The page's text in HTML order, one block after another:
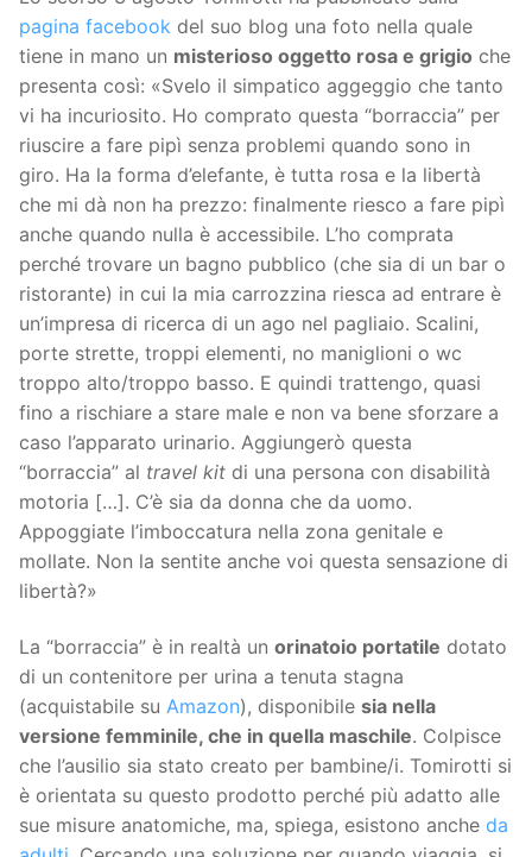
pagina facebook del suo blog una foto nella quale
tiene in mano un misterioso oggetto rosa e grigio che
presenta così: «Svelo il simpatico aggeggio che tanto
vi ha incuriosito. Ho comprato questa “borraccia” per
riuscire a fare pipì senza problemi quando sono in
giro. Ha la forma d’elefante, è tutta rosa e la libertà
che mi dà non ha prezzo: finalmente riesco a fare pipì
anche quando nulla è accessibile. L’ho comprata
perché trovare un bagno pubblico (che sia di un bar o
ristorante) in cui la mia carrozzina riesca ad entrare è
un’impresa di ricerca di un ago nel pagliaio. Scalini,
porte strette, troppi elementi, no maniglioni o wc
troppo alto/troppo basso. E quindi trattengo, quasi
fino a rischiare a stare male e non va bene sforzare a
caso l’apparato urinario. Aggiungerò questa
“borraccia” al travel kit di una persona con disabilità
motoria […]. C’è sia da donna che da uomo.
Appoggiate l’imboccatura nella zona genitale e
mollate. Non la sentite anche voi questa sensazione di
libertà?»
La “borraccia” è in realtà un orinatoio portatile dotato
di un contenitore per urina a tenuta stagna
(acquistabile su Amazon), disponibile sia nella
versione femminile, che in quella maschile. Colpisce
che l’ausilio sia stato creato per bambine/i. Tomirotti si
è orientata su questo prodotto perché più adatto alle
sue misure anatomiche, ma, spiega, esistono anche da